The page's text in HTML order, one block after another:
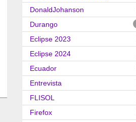
DonaldJohanson
Durango
Eclipse 2023
Eclipse 2024
Ecuador
Entrevista
FLISOL
Firefox